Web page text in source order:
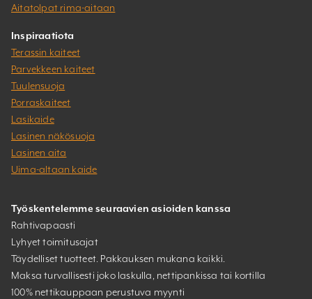
Aitatolpat rima-aitaan
Inspiraatiota
Terassin kaiteet
Parvekkeen kaiteet
Tuulensuoja
Porraskaiteet
Lasikaide
Lasinen näkösuoja
Lasinen aita
Uima-altaan kaide
Työskentelemme seuraavien asioiden kanssa
Rahtivapaasti
Lyhyet toimitusajat
Täydelliset tuotteet. Pakkauksen mukana kaikki.
Maksa turvallisesti joko laskulla, nettipankissa tai kortilla
100% nettikauppaan perustuva myynti